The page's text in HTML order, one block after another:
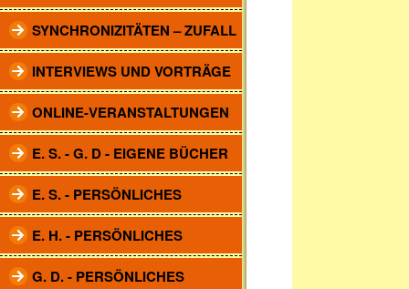
SYNCHRONIZITÄTEN – ZUFALL
INTERVIEWS UND VORTRÄGE
ONLINE-VERANSTALTUNGEN
E. S. - G. D - EIGENE BÜCHER
E. S. - PERSÖNLICHES
E. H. - PERSÖNLICHES
G. D. - PERSÖNLICHES